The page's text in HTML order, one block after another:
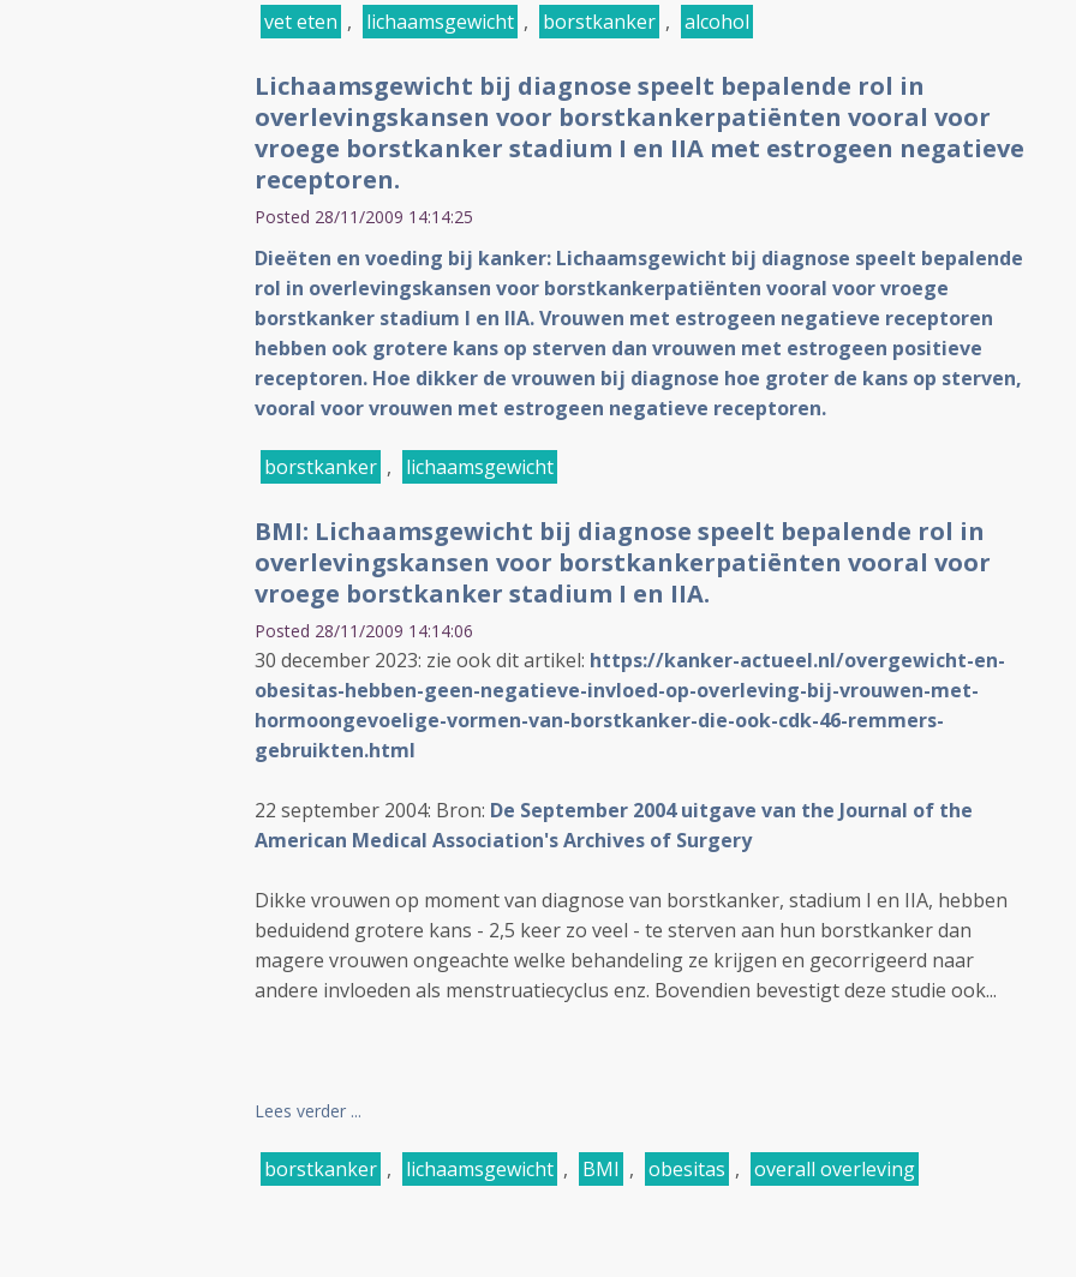
vet eten , lichaamsgewicht , borstkanker , alcohol
Lichaamsgewicht bij diagnose speelt bepalende rol in
overlevingskansen voor borstkankerpatiënten vooral voor
vroege borstkanker stadium I en IIA met estrogeen negatieve
receptoren.
Posted 28/11/2009 14:14:25
Dieëten en voeding bij kanker: Lichaamsgewicht bij diagnose speelt bepalende
rol in overlevingskansen voor borstkankerpatiënten vooral voor vroege
borstkanker stadium I en IIA. Vrouwen met estrogeen negatieve receptoren
hebben ook grotere kans op sterven dan vrouwen met estrogeen positieve
receptoren. Hoe dikker de vrouwen bij diagnose hoe groter de kans op sterven,
vooral voor vrouwen met estrogeen negatieve receptoren.
borstkanker , lichaamsgewicht
BMI: Lichaamsgewicht bij diagnose speelt bepalende rol in
overlevingskansen voor borstkankerpatiënten vooral voor
vroege borstkanker stadium I en IIA.
Posted 28/11/2009 14:14:06
30 december 2023: zie ook dit artikel: https://kanker-actueel.nl/overgewicht-en-
obesitas-hebben-geen-negatieve-invloed-op-overleving-bij-vrouwen-met-
hormoongevoelige-vormen-van-borstkanker-die-ook-cdk-46-remmers-
gebruikten.html
22 september 2004: Bron: De September 2004 uitgave van the Journal of the
American Medical Association's Archives of Surgery
Dikke vrouwen op moment van diagnose van borstkanker, stadium I en IIA, hebben
beduidend grotere kans - 2,5 keer zo veel - te sterven aan hun borstkanker dan
magere vrouwen ongeachte welke behandeling ze krijgen en gecorrigeerd naar
andere invloeden als menstruatiecyclus enz. Bovendien bevestigt deze studie ook...
Lees verder ...
borstkanker , lichaamsgewicht , BMI , obesitas , overall overleving